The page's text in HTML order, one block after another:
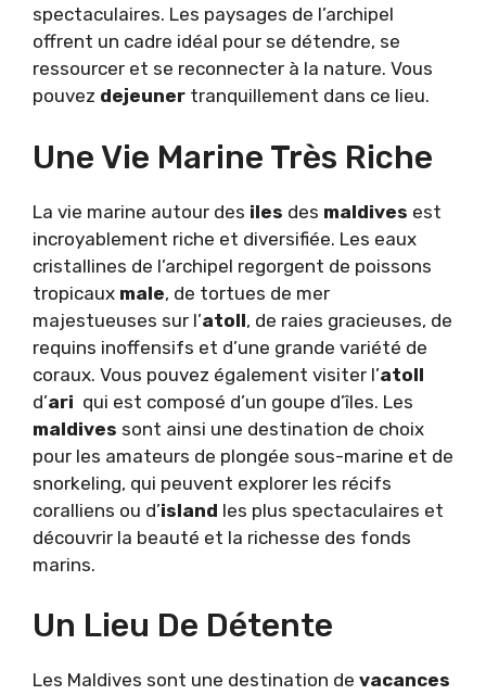
spectaculaires. Les paysages de l’archipel
offrent un cadre idéal pour se détendre, se
ressourcer et se reconnecter à la nature. Vous
pouvez dejeuner tranquillement dans ce lieu.
Une Vie Marine Très Riche
La vie marine autour des iles des maldives est
incroyablement riche et diversifiée. Les eaux
cristallines de l’archipel regorgent de poissons
tropicaux male, de tortues de mer
majestueuses sur l’atoll, de raies gracieuses, de
requins inoffensifs et d’une grande variété de
coraux. Vous pouvez également visiter l’atoll
d’ari qui est composé d’un goupe d’îles. Les
maldives sont ainsi une destination de choix
pour les amateurs de plongée sous-marine et de
snorkeling, qui peuvent explorer les récifs
coralliens ou d’island les plus spectaculaires et
découvrir la beauté et la richesse des fonds
marins.
Un Lieu De Détente
Les Maldives sont une destination de vacances